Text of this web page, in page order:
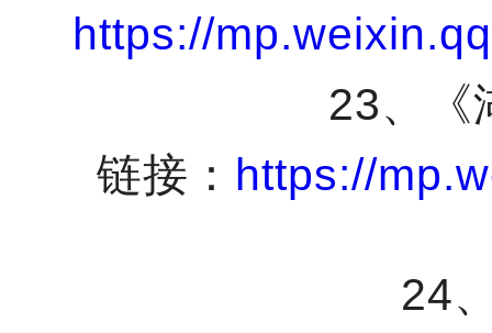
https://
23、《
链接： https://
24